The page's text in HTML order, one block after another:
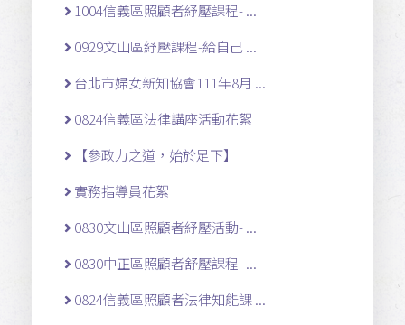
1004信義區照顧者紓壓課程- ...
0929文山區紓壓課程-給自己 ...
台北市婦女新知協會111年8月 ...
0824信義區法律講座活動花絮
【參政力之道，始於足下】
實務指導員花絮
0830文山區照顧者紓壓活動- ...
0830中正區照顧者舒壓課程- ...
0824信義區照顧者法律知能課 ...